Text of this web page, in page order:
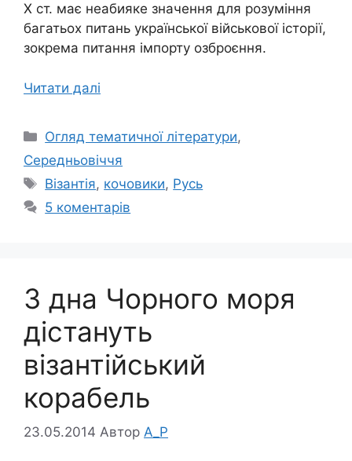
Х ст. має неабияке значення для розуміння
багатьох питань української військової історії,
зокрема питання імпорту озброєння.
Читати далі
Категорії
Огляд тематичної літератури,
Середньовіччя
Позначки
Візантія, кочовики, Русь
5 коментарів
З дна Чорного моря
дістануть
візантійський
корабель
23.05.2014 Автор A_P